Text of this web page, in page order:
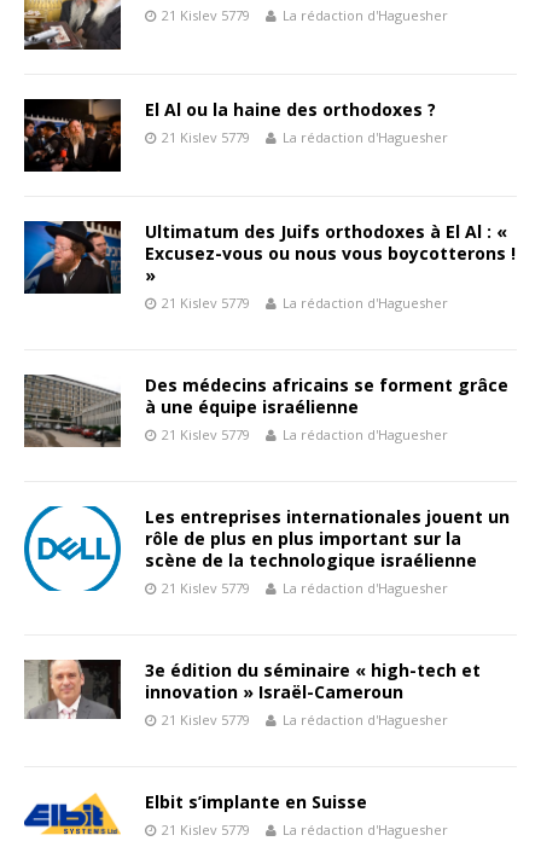
21 Kislev 5779 La rédaction d'Haguesher
El Al ou la haine des orthodoxes ?
21 Kislev 5779 La rédaction d'Haguesher
Ultimatum des Juifs orthodoxes à El Al : «
Excusez-vous ou nous vous boycotterons !
»
21 Kislev 5779 La rédaction d'Haguesher
Des médecins africains se forment grâce
à une équipe israélienne
21 Kislev 5779 La rédaction d'Haguesher
Les entreprises internationales jouent un
rôle de plus en plus important sur la
scène de la technologique israélienne
21 Kislev 5779 La rédaction d'Haguesher
3e édition du séminaire « high-tech et
innovation » Israël-Cameroun
21 Kislev 5779 La rédaction d'Haguesher
Elbit s’implante en Suisse
21 Kislev 5779 La rédaction d'Haguesher